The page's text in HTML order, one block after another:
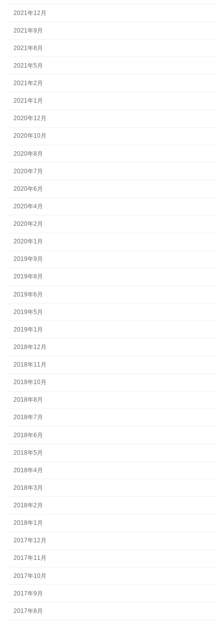
2021年12月
2021年9月
2021年8月
2021年5月
2021年2月
2021年1月
2020年12月
2020年10月
2020年8月
2020年7月
2020年6月
2020年4月
2020年2月
2020年1月
2019年9月
2019年8月
2019年6月
2019年5月
2019年1月
2018年12月
2018年11月
2018年10月
2018年8月
2018年7月
2018年6月
2018年5月
2018年4月
2018年3月
2018年2月
2018年1月
2017年12月
2017年11月
2017年10月
2017年9月
2017年8月